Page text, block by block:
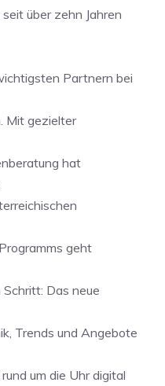
über zehn Jahren
Partnern bei
Mit gezielter
hat
geht
Das neue
Trends und Angebote
um die Uhr digital